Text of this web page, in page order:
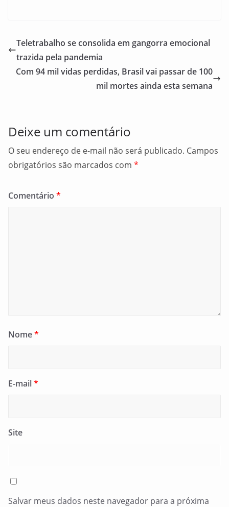
e
b
o
l e
Teletrabalho se consolida em gangorra emocional
trazida pela pandemia
Com 94 mil vidas perdidas, Brasil vai passar de 100
mil mortes ainda esta semana
Deixe um comentário
O seu endereço de e-mail não será publicado. Campos
obrigatórios são marcados com *
Comentário *
Nome*
E-mail*
Site
Salvar meus dados neste navegador para a próxima